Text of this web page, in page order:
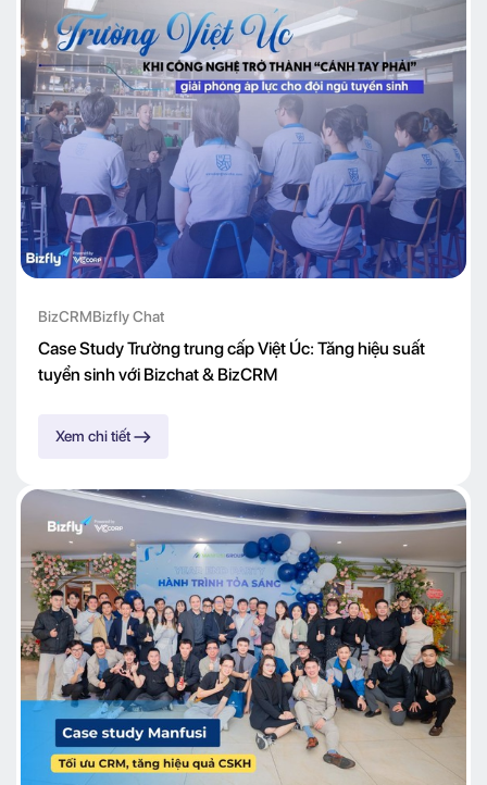
BizCRMBizfly Chat
Case Study Trường trung cấp Việt Úc: Tăng hiệu suất
tuyển sinh với Bizchat & BizCRM
Xem chi tiết